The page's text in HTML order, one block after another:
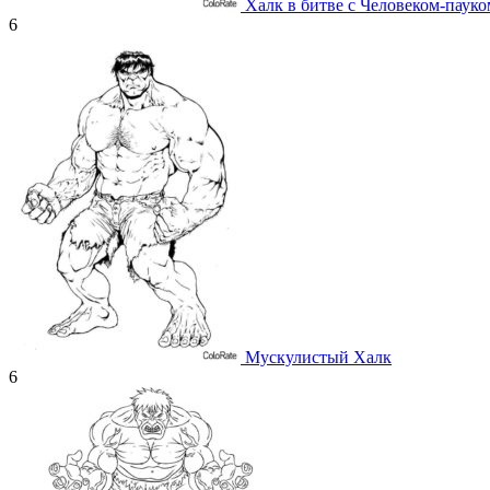
Халк в битве с Человеком-
6
Мускулистый Халк
6